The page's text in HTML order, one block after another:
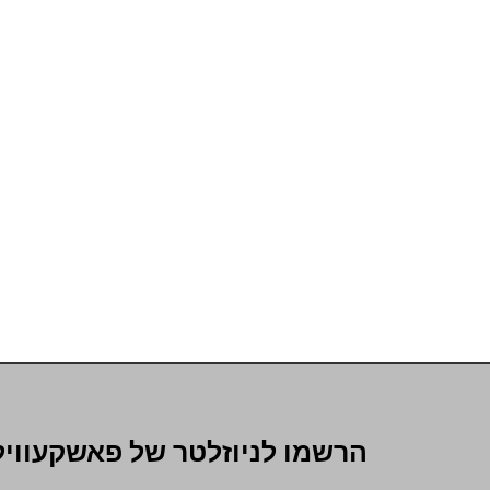
הרשמו לניוזלטר של